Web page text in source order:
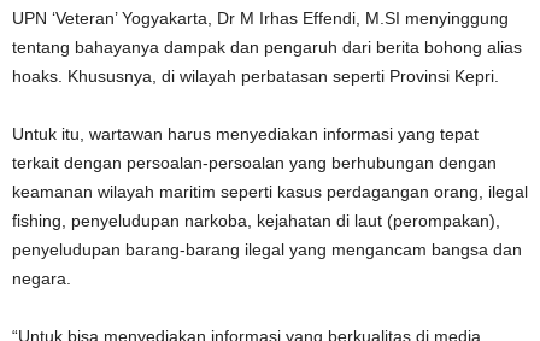
UPN ‘Veteran’ Yogyakarta, Dr M Irhas Effendi, M.SI menyinggung
tentang bahayanya dampak dan pengaruh dari berita bohong alias
hoaks. Khususnya, di wilayah perbatasan seperti Provinsi Kepri.
Untuk itu, wartawan harus menyediakan informasi yang tepat
terkait dengan persoalan-persoalan yang berhubungan dengan
keamanan wilayah maritim seperti kasus perdagangan orang, ilegal
fishing, penyeludupan narkoba, kejahatan di laut (perompakan),
penyeludupan barang-barang ilegal yang mengancam bangsa dan
negara.
“Untuk bisa menyediakan informasi yang berkualitas di media